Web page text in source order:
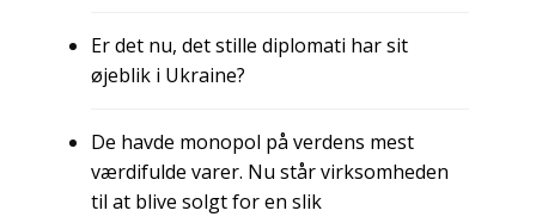
Er det nu, det stille diplomati har sit
øjeblik i Ukraine?
De havde monopol på verdens mest
værdifulde varer. Nu står virksomheden
til at blive solgt for en slik